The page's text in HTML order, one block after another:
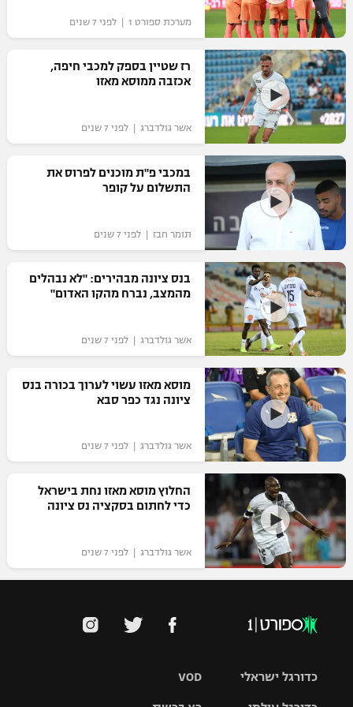
"מחצית בשכונה" – פודקאסט
משתתפים וזוכים בפרסים
תקנון משתתפים וזוכים בפרסים
תקנון עבור פעילות אלקטרה
תקנון עבור פעילות ספורט 1 – "מרלן"
טניס
גיימינג E-Sports
תנאי שימוש
מדיניות פרטיות
תקנון פעילות ספורט 1
רשיון להקרנה פומבית לבית עסק
הצטרפות לחבילת הערוצים
לוח דרושים – ג'ובנט
תגיות
המגזין
אופניים
ספורט מוטורי
כדורמים
פוטבול אמריקאי NFL
בייסבול MLB
ספורט אתגרי ואקסטרים
אומנויות לחימה
גיימינג E-Sports
מערכת ספורט 1 | לפני 7 שנים
רז שטיין בספק למכבי חיפה,
אכזבה ממוסא מאזו
אשר גולדברג | לפני 7 שנים
במכבי פ"ת מוכנים לפרוס את
התשלום על קופר
תומר חבז | לפני 7 שנים
בנס ציונה מבהירים: "לא נבהלים
מהמצב, נברח מהקו האדום"
אשר גולדברג | לפני 7 שנים
מוסא מאזו עשוי לערוך בכורה בנס
ציונה נגד כפר סבא
אשר גולדברג | לפני 7 שנים
החלוץ מוסא מאזו נחת בישראל
כדי לחתום בסקציה נס ציונה
אשר גולדברג | לפני 7 שנים
VOD כדורגל ישראלי